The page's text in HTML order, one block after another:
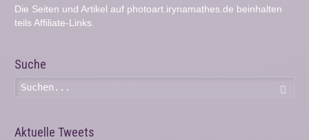
Die Seiten und Artikel auf photoart.irynamathes.de beinhalten
teils Affiliate-Links.
Suche
Aktuelle Tweets